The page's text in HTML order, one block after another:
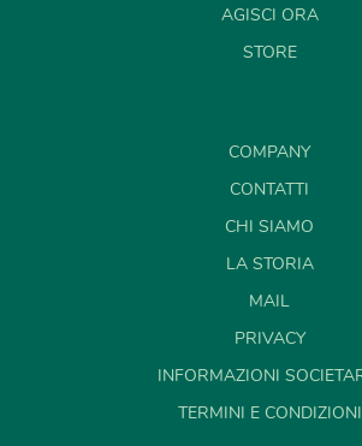
AGISCI ORA
STORE
COMPANY
CONTATTI
CHI SIAMO
LA STORIA
MAIL
PRIVACY
INFORMAZIONI
TERMINI E CONDIZIONI